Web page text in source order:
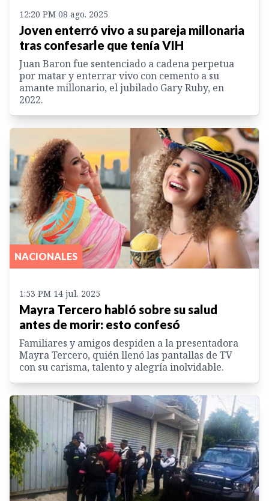
12:20 PM 08 ago. 2025
Joven enterró vivo a su pareja millonaria
tras confesarle que tenía VIH
Juan Baron fue sentenciado a cadena perpetua
por matar y enterrar vivo con cemento a su
amante millonario, el jubilado Gary Ruby, en
2022.
NACIONALES
1:53 PM 14 jul. 2025
Mayra Tercero habló sobre su salud
antes de morir: esto confesó
Familiares y amigos despiden a la presentadora
Mayra Tercero, quién llenó las pantallas de TV
con su carisma, talento y alegría inolvidable.